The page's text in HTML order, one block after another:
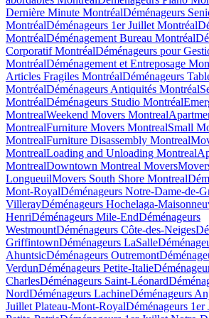
Dernière Minute MontréalDéménageurs
MontréalDéménageurs 1er Juillet Montréal
MontréalDéménagement Bureau Montréal
Corporatif MontréalDéménageurs pour
MontréalDéménagement et Entreposage
Articles Fragiles MontréalDéménageurs
MontréalDéménageurs Antiquités Montréal
MontréalDéménageurs Studio Montréal
MontrealWeekend Movers Montreal
MontrealFurniture Movers MontrealSmall
MontrealFurniture Disassembly Montreal
MontrealLoading and Unloading Montreal
MontrealDowntown Montreal Movers
LongueuilMovers South Shore Montreal
Mont-RoyalDéménageurs Notre-Dame-de-
VillerayDéménageurs Hochelaga-
HenriDéménageurs Mile-EndDéménageurs
WestmountDéménageurs Côte-des-Neiges
GriffintownDéménageurs LaSalle
AhuntsicDéménageurs Outremont
VerdunDéménageurs Petite-Italie
CharlesDéménageurs Saint-Léonard
NordDéménageurs LachineDéménageurs
Juillet Plateau-Mont-RoyalDéménageurs